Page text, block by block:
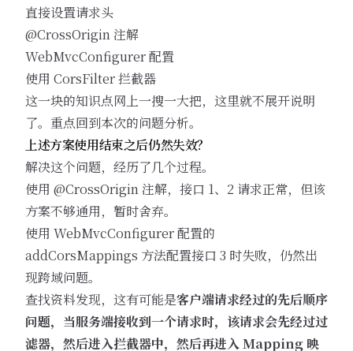
直接设置请求头
@CrossOrigin 注解
WebMvcConfigurer 配置
使用 CorsFilter 拦截器
这一块的知识点网上一搜一大把，这里就不展开说明
了。重点回到本次的问题分析。
上述方案使用结束之后仍然失效？
解决这个问题，经历了几个过程。
使用 @CrossOrigin 注解，接口 1、2 请求正常，但该
方案不够通用，暂时舍弃。
使用 WebMvcConfigurer 配置的
addCorsMappings 方法配置接口 3 时失败，仍然出
现跨域问题。
查找资料发现，这有可能是客户端请求经过的先后顺序
问题，当服务端接收到一个请求时，该请求会先经过过
滤器，然后进入拦截器中，然后再进入 Mapping 映